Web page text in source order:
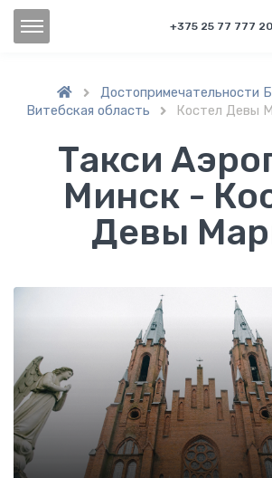
+375 25 77 777 20
 Достопримечательности
Витебская область  Костел Девы
Такси
Минск -
Девы